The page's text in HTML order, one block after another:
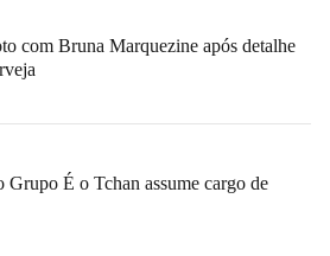
com Bruna Marquezine após detalhe
Grupo É o Tchan assume cargo de